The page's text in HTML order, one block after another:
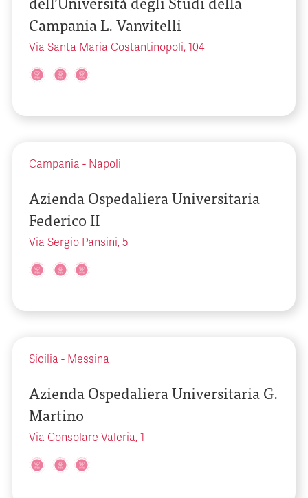
Campania L. Vanvitelli
Via Santa Maria Costantinopoli, 104
Campania - Napoli
Azienda Ospedaliera Universitaria
Federico II
Via Sergio Pansini, 5
Sicilia - Messina
Azienda Ospedaliera Universitaria G.
Martino
Via Consolare Valeria, 1